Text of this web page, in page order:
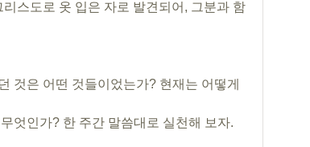
스도로 옷 입은 자로 발견되어, 그분과 함
것은 어떤 것들이었는가? 현재는 어떻게
엇인가? 한 주간 말씀대로 실천해 보자.